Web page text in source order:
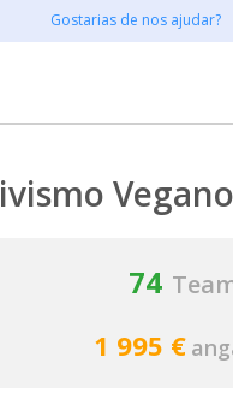
Gostarias de nos ajudar?
74
1 995 €